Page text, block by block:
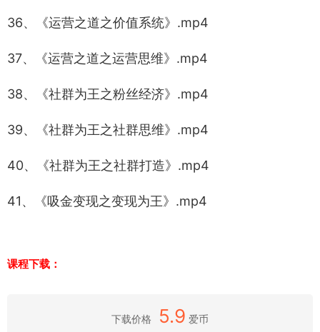
36、《运营之道之价值系统》.mp4
37、《运营之道之运营思维》.mp4
38、《社群为王之粉丝经济》.mp4
39、《社群为王之社群思维》.mp4
40、《社群为王之社群打造》.mp4
41、《吸金变现之变现为王》.mp4
课程下载：
下载价格 5.9 爱币